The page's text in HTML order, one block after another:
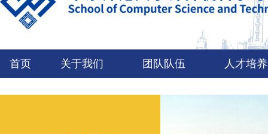
首页 关于我们 团队队伍 人才培养